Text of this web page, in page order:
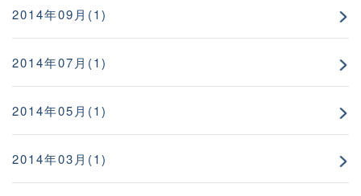
2014年09月(1)
2014年07月(1)
2014年05月(1)
2014年03月(1)